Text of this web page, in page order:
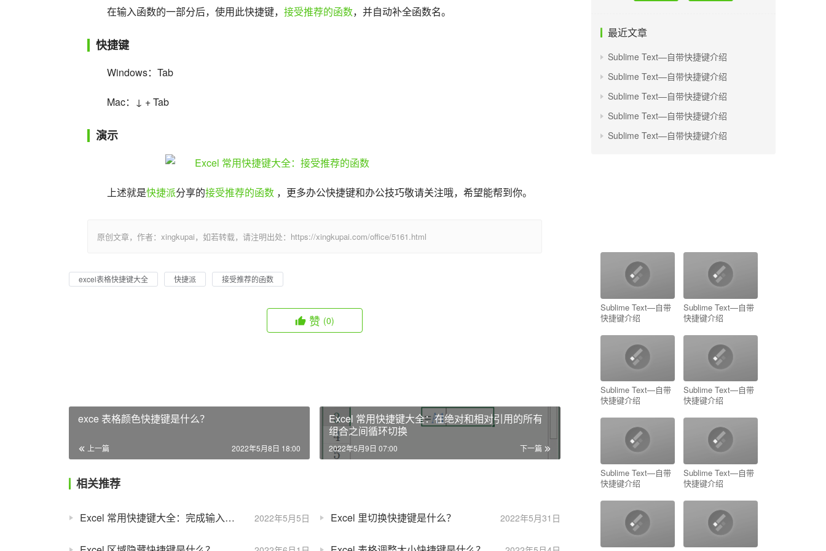
在输入函数的一部分后，使用此快捷键， 接受推荐的函数，并自动补全函数名。
快捷键
Windows：Tab
Mac：↓ + Tab
演示
上述就是快捷派分享的接受推荐的函数 ，更多办公快捷键和办公技巧敬请关注哦，希望能帮到你。
原创文章，作者：xingkupai，如若转载，请注明出处：https://xingkupai.com/office/5161.html
excel表格快捷键大全 快捷派 接受推荐的函数
赞 (0)
exce 表格颜色快捷键是什么？
上一篇 2022年5月8日 18:00
Excel 常用快捷键大全：在绝对和相对引用的所有
组合之间循环切换
下一篇
2022年5月9日 07:00
相关推荐
2022年5月5日
Excel 常用快捷键大全：完成输入并向右移动 2022年5月31日
Excel 里切换快捷键是什么？
最近文章
Sublime Text—自带快捷键介绍
Sublime Text—自带快捷键介绍
Sublime Text—自带快捷键介绍
Sublime Text—自带快捷键介绍
Sublime Text—自带快捷键介绍
Sublime Text—自带
快捷键介绍
Sublime Text—自带
快捷键介绍
Sublime Text—自带
快捷键介绍
Sublime Text—自带
快捷键介绍
Sublime Text—自带
快捷键介绍
Sublime Text—自带
快捷键介绍